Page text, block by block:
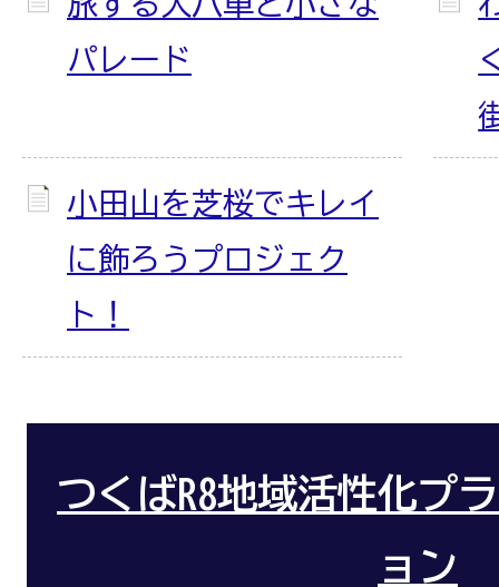
パレード
小田山を芝桜でキレイ
に飾ろうプロジェク
ト！
つくばR8地域活性化プ
ョン